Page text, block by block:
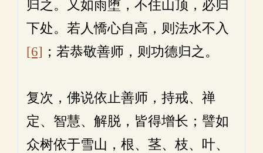
归之。又如雨堕，不住山顶，必归
下处。若人憍心自高，则法水不入
[6] ；若恭敬善师，则功德归之。
复次，佛说依止善师，持戒、禅
定、智慧、解脱，皆得增长；譬如
众树依于雪山，根、茎、枝、叶、